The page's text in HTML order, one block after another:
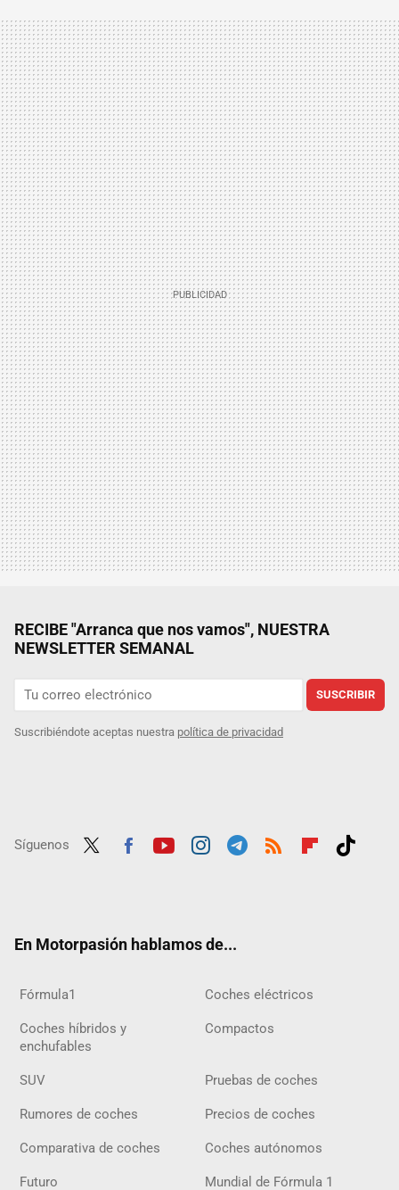
RECIBE "Arranca que nos vamos", NUESTRA
NEWSLETTER SEMANAL
SUSCRIBIR
Suscribiéndote aceptas nuestra política de privacidad
Síguenos
En Motorpasión hablamos de...
Fórmula1 Coches eléctricos
Coches híbridos y
enchufables
Compactos
SUV Pruebas de coches
Rumores de coches Precios de coches
Comparativa de coches Coches autónomos
Futuro Mundial de Fórmula 1